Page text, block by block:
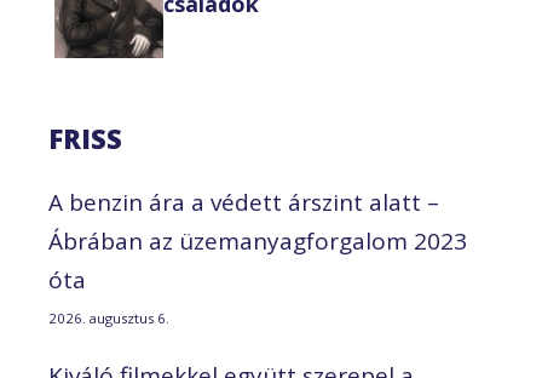
FRISS
A benzin ára a védett árszint alatt –
Ábrában az üzemanyagforgalom 2023
óta
2026. augusztus 6.